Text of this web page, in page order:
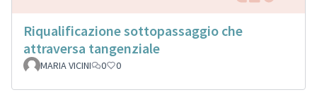
Riqualificazione sottopassaggio che
attraversa tangenziale
MARIA VICINI 0 0